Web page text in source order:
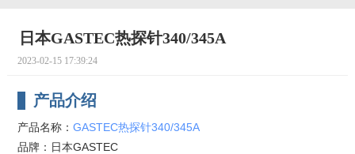
日本GASTEC热探针340/345A
2023-02-15 17:39:24
产品介绍
产品名称： GASTEC热探针340/345A
品牌：日本GASTEC